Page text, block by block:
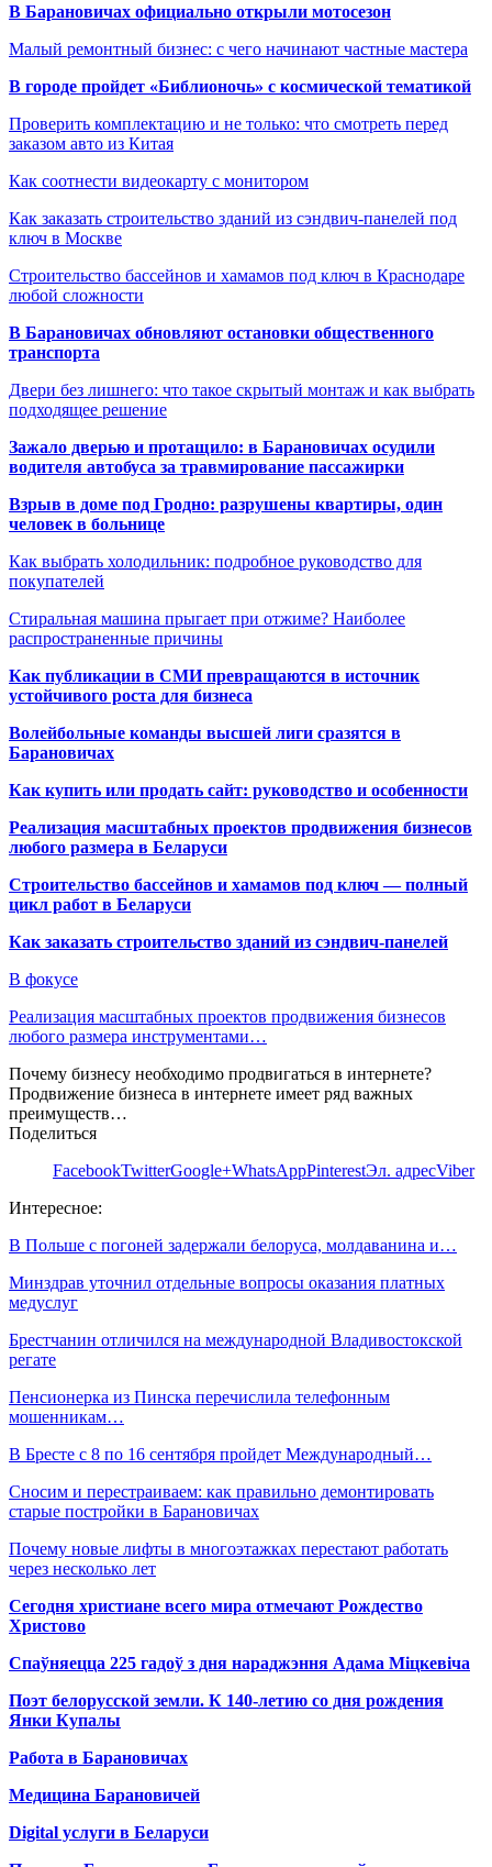
В Барановичах официально открыли мотосезон
Малый ремонтный бизнес: с чего начинают частные мастера
В городе пройдет «Библионочь» с космической тематикой
Проверить комплектацию и не только: что смотреть перед
заказом авто из Китая
Как соотнести видеокарту с монитором
Как заказать строительство зданий из сэндвич-панелей под
ключ в Москве
Строительство бассейнов и хамамов под ключ в Краснодаре
любой сложности
В Барановичах обновляют остановки общественного
транспорта
Двери без лишнего: что такое скрытый монтаж и как выбрать
подходящее решение
Зажало дверью и протащило: в Барановичах осудили
водителя автобуса за травмирование пассажирки
Взрыв в доме под Гродно: разрушены квартиры, один
человек в больнице
Как выбрать холодильник: подробное руководство для
покупателей
Стиральная машина прыгает при отжиме? Наиболее
распространенные причины
Как публикации в СМИ превращаются в источник
устойчивого роста для бизнеса
Волейбольные команды высшей лиги сразятся в
Барановичах
Как купить или продать сайт: руководство и особенности
Реализация масштабных проектов продвижения бизнесов
любого размера в Беларуси
Строительство бассейнов и хамамов под ключ — полный
цикл работ в Беларуси
Как заказать строительство зданий из сэндвич-панелей
В фокусе
Реализация масштабных проектов продвижения бизнесов
любого размера инструментами…
Почему бизнесу необходимо продвигаться в интернете?
Продвижение бизнеса в интернете имеет ряд важных
преимуществ…
Поделиться
FacebookTwitterGoogle+WhatsAppPinterestЭл. адресViber
Интересное:
В Польше с погоней задержали белоруса, молдаванина и…
Минздрав уточнил отдельные вопросы оказания платных
медуслуг
Брестчанин отличился на международной Владивостокской
регате
Пенсионерка из Пинска перечислила телефонным
мошенникам…
В Бресте с 8 по 16 сентября пройдет Международный…
Сносим и перестраиваем: как правильно демонтировать
старые постройки в Барановичах
Почему новые лифты в многоэтажках перестают работать
через несколько лет
Сегодня христиане всего мира отмечают Рождество
Христово
Спаўняецца 225 гадоў з дня нараджэння Адама Міцкевіча
Поэт белорусской земли. К 140-летию со дня рождения
Янки Купалы
Работа в Барановичах
Медицина Барановичей
Digital услуги в Беларуси